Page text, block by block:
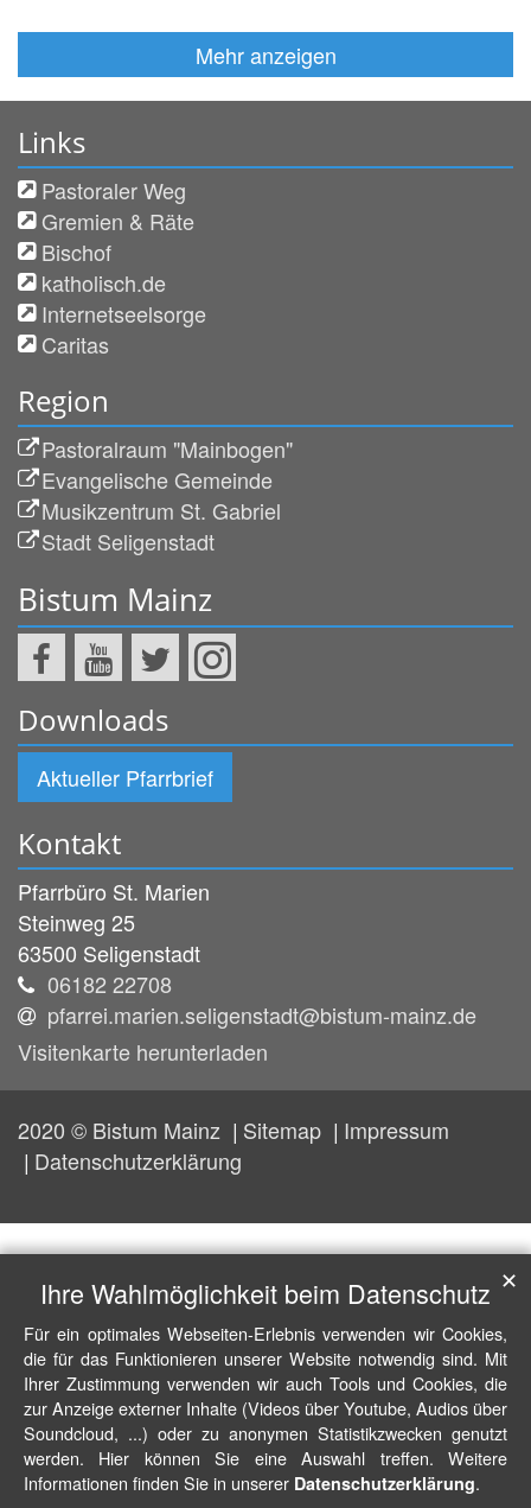
Mehr anzeigen
Links
Pastoraler Weg
Gremien & Räte
Bischof
katholisch.de
Internetseelsorge
Caritas
Region
Pastoralraum "Mainbogen"
Evangelische Gemeinde
Musikzentrum St. Gabriel
Stadt Seligenstadt
Bistum Mainz
Downloads
Aktueller Pfarrbrief
Kontakt
Pfarrbüro St. Marien
Steinweg 25
63500 Seligenstadt
06182 22708
pfarrei.marien.seligenstadt@bistum-mainz.de
Visitenkarte herunterladen
2020 © Bistum Mainz Sitemap
Impressum
Datenschutzerklärung
Ihre Wahlmöglichkeit beim Datenschutz
Für ein optimales Webseiten-Erlebnis verwenden wir Cookies,
die für das Funktionieren unserer Website notwendig sind. Mit
Ihrer Zustimmung verwenden wir auch Tools und Cookies, die
zur Anzeige externer Inhalte (Videos über Youtube, Audios über
Soundcloud, ...) oder zu anonymen Statistikzwecken genutzt
werden. Hier können Sie eine Auswahl treffen. Weitere
Informationen finden Sie in unserer Datenschutzerklärung.
✕